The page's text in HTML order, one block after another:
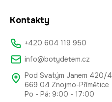
Kontakty
+420 604 119 950
info@botydetem.cz
Pod Svatým Janem 420/4
669 04 Znojmo-Přímětice
Po - Pá: 9:00 - 17:00